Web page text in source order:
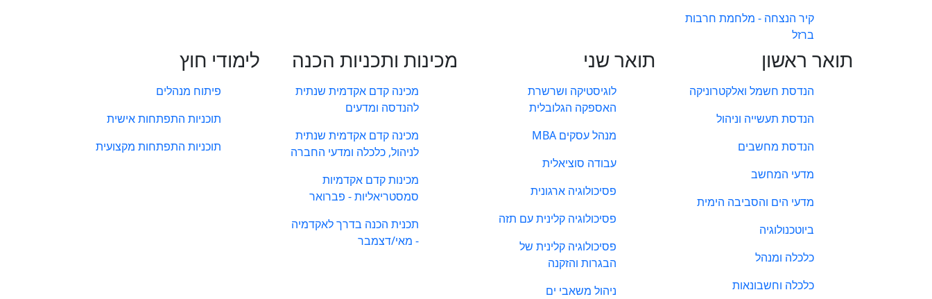
קיר הנצחה - מלחמת חרבות
ברזל
תואר ראשון
הנדסת חשמל ואלקטרוניקה
הנדסת תעשייה וניהול
הנדסת מחשבים
מדעי המחשב
מדעי הים והסביבה הימית
ביוטכנולוגיה
כלכלה ומנהל
כלכלה וחשבונאות
תואר שני
לוגיסטיקה ושרשרת
האספקה הגלובלית
מנהל עסקים MBA
עבודה סוציאלית
פסיכולוגיה ארגונית
פסיכולוגיה קלינית עם תזה
פסיכולוגיה קלינית של
הבגרות והזקנה
ניהול משאבי ים
מכינות ותכניות הכנה
מכינה קדם אקדמית שנתית
להנדסה ומדעים
מכינה קדם אקדמית שנתית
לניהול, כלכלה ומדעי החברה
מכינות קדם אקדמיות
סמסטריאליות - פברואר
תכנית הכנה בדרך לאקדמיה
- מאי/דצמבר
לימודי חוץ
פיתוח מנהלים
תוכניות התפתחות אישית
תוכניות התפתחות מקצועית